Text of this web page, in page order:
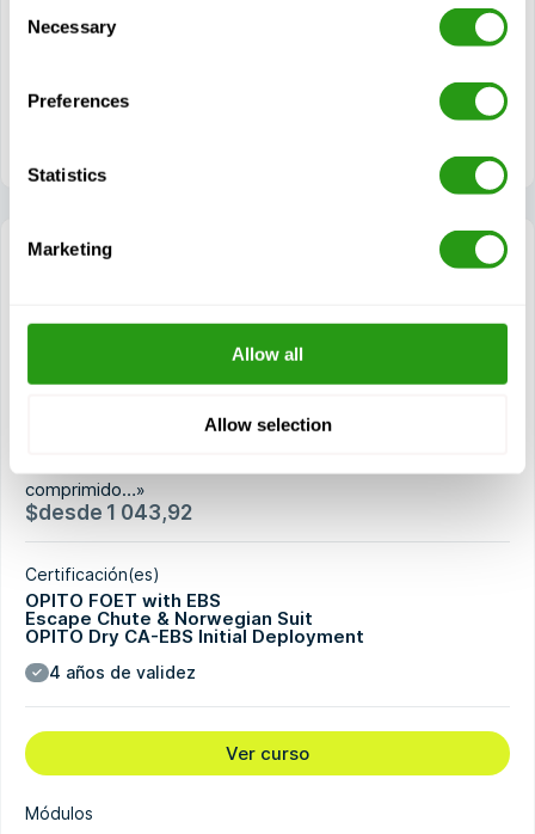
Selection
Necessary
Preferences
Statistics
Marketing
Allow all
Allow selection
Alarma y funcionamiento de los extintores portátiles
Primeros auxilios de urgencia
OPITO FOET with EBS (5858) + CA-EBS
1 día(s)
«Formación avanzada en emergencias en alta mar con
comprimido…»
$desde 1 043,92
Certificación(es)
OPITO FOET with EBS
Escape Chute & Norwegian Suit
OPITO Dry CA-EBS Initial Deployment
4 años de validez
Ver curso
Módulos